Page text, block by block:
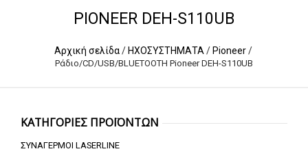
PIONEER DEH-S110UB
Αρχική σελίδα / ΗΧΟΣΥΣΤΗΜΑΤΑ / Pioneer /
Ράδιο/CD/USB/BLUETOOTH Pioneer DEH-S110UB
ΚΑΤΗΓΟΡΙΕΣ ΠΡΟΪΟΝΤΩΝ
ΣΥΝΑΓΕΡΜΟΙ LASERLINE